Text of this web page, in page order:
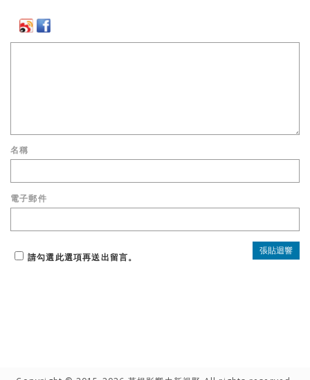
名稱
電子郵件
請勾選此選項再送出留言。